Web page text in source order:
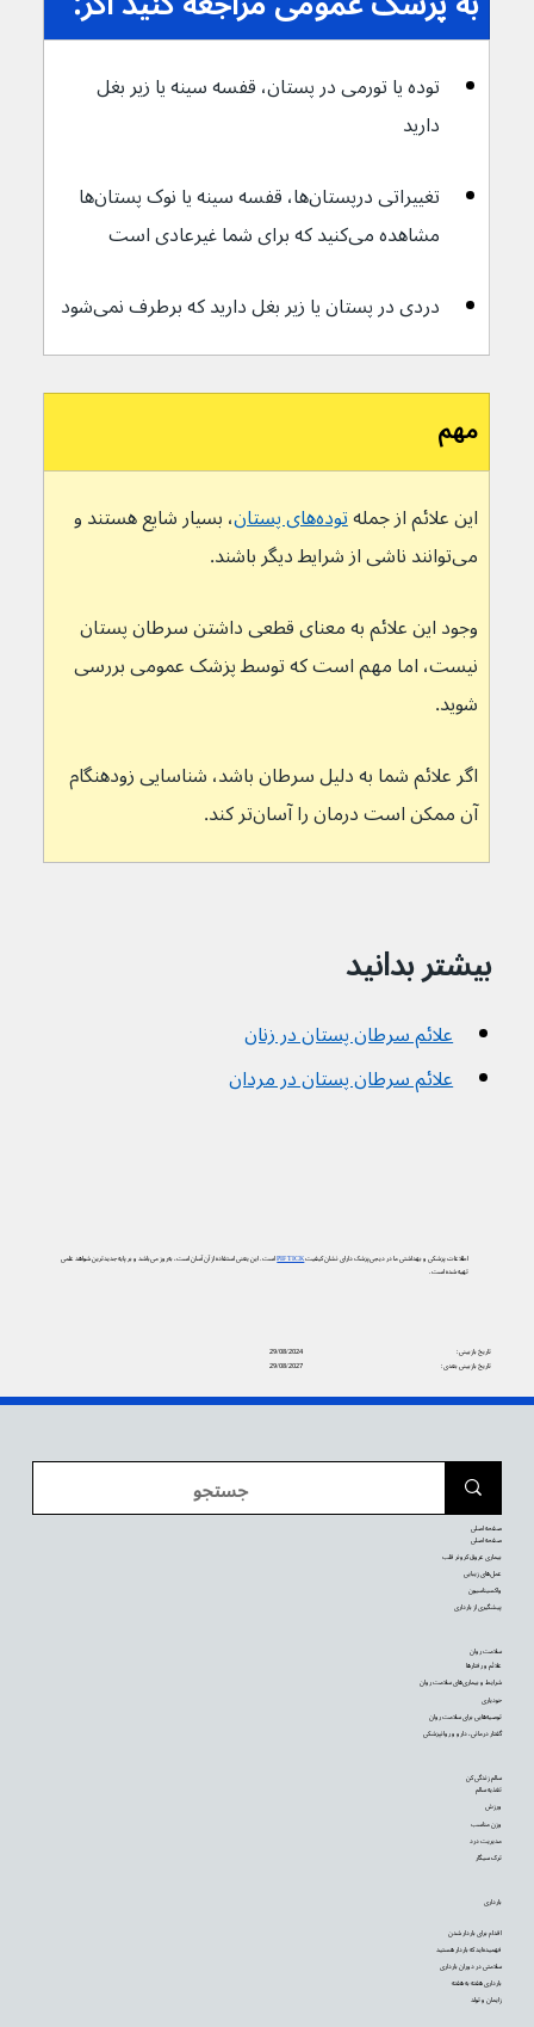
توده یا تورمی در پستان، قفسه سینه یا زیر بغل
دارید
تغییراتی درپستان‌ها، قفسه سینه یا نوک پستان‌ها
مشاهده می‌کنید که برای شما غیرعادی است
دردی در پستان یا زیر بغل دارید که برطرف نمی‌شود
مهم
این علائم از جمله توده‌های پستان
، بسیار شایع هستند و
می‌توانند ناشی از شرایط دیگر باشند.
وجود این علائم به معنای قطعی داشتن سرطان پستان
نیست، اما مهم است که توسط پزشک عمومی بررسی
شوید.
اگر علائم شما به دلیل سرطان باشد، شناسایی زودهنگام
آن ممکن است درمان را آسان‌تر کند.
بیشتر بدانید
علائم سرطان پستان در زنان
علائم سرطان پستان در مردان
اطلاعات پزشکی و بهداشتی ما در دیجی‌پزشک دارای نشان کیفیتPIF TICKاست. این یعنی استفاده از آن آسان است، به‌روز می‌باشد و بر پایه جدیدترین شواهد علمی
تهیه شده است.
29/08/2024
تاریخ بازبینی:
29/08/2027
تاریخ بازبینی بعدی:
بارداری
اقدام برای باردار شدن
فهمیده‌اید که باردار هستید
سلامتی در دوران بارداری
بارداری هفته به هفته
زایمان و تولد
سالم زندگی کن
تغذیه سالم
ورزش
وزن مناسب
مدیریت درد
ترک سیگار
سلامت روان
علائم و رفتارها
شرایط و بیماری‌های سلامت روان
خودیاری
توصیه‌‌هایی برای سلامت روان
گفتار درمانی، دارو و روانپزشکی
صفحه اصلی
صفحه اصلی
بیماری عروق کرونر قلب
عمل‌های زیبایی
واکسیناسیون
پیشگیری از بارداری